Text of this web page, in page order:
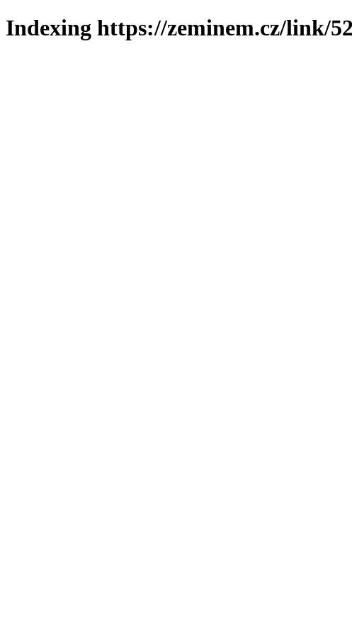
Indexing https://zeminem.cz/link/